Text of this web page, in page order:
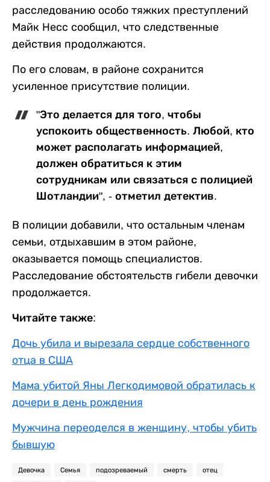
расследованию особо тяжких преступлений
Майк Несс сообщил, что следственные
действия продолжаются.
По его словам, в районе сохранится
усиленное присутствие полиции.
"Это делается для того, чтобы
успокоить общественность. Любой, кто
может располагать информацией,
должен обратиться к этим
сотрудникам или связаться с полицией
Шотландии", - отметил детектив.
В полиции добавили, что остальным членам
семьи, отдыхавшим в этом районе,
оказывается помощь специалистов.
Расследование обстоятельств гибели девочки
продолжается.
Читайте также:
Дочь убила и вырезала сердце собственного
отца в США
Мама убитой Яны Легкодимовой обратилась к
дочери в день рождения
Мужчина переоделся в женщину, чтобы убить
бывшую
Девочка Семья подозреваемый смерть отец